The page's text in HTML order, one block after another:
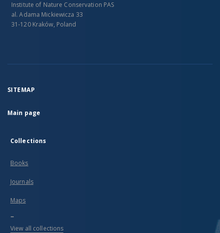
Institute of Nature Conservation PAS
al. Adama Mickiewicza 33
31-120 Kraków, Poland
SITEMAP
Main page
Collections
Books
Journals
Maps
...
View all collections